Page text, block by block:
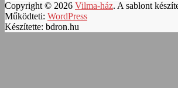
Copyright © 2026 Vilma-ház. A sablont
Működteti: WordPress
Készítette: bdron.hu